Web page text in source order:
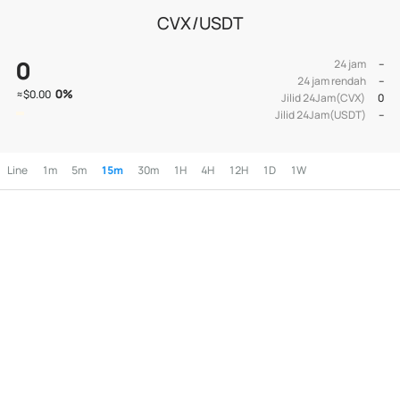
CVX/USDT
0
≈$0.00 0%
24 jam
--
24 jam rendah
--
Jilid 24Jam(CVX)
0
Jilid 24Jam(USDT)
--
Line 1m 5m 15m 30m 1H 4H 12H 1D 1W